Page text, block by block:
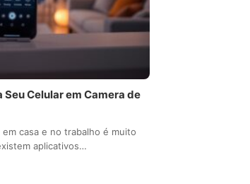
Celular em Camera de
casa e no trabalho é muito
aplicativos…